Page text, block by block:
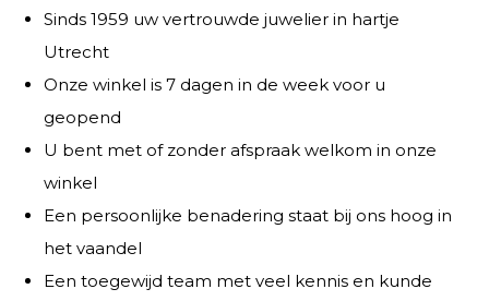
Sinds 1959 uw vertrouwde juwelier in hartje
Utrecht
Onze winkel is 7 dagen in de week voor u
geopend
U bent met of zonder afspraak welkom in onze
winkel
Een persoonlijke benadering staat bij ons hoog in
het vaandel
Een toegewijd team met veel kennis en kunde